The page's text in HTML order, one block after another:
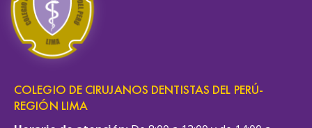
COLEGIO DE CIRUJANOS DENTISTAS DEL PERÚ-
REGIÓN LIMA